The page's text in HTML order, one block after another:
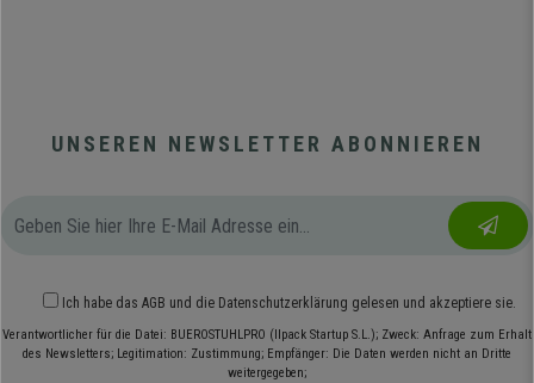
UNSEREN NEWSLETTER ABONNIEREN
Ich habe das AGB und die Datenschutzerklärung gelesen und akzeptiere sie.
Verantwortlicher für die Datei: BUEROSTUHLPRO (Ilpack Startup S.L.); Zweck: Anfrage zum Erhalt
des Newsletters; Legitimation: Zustimmung; Empfänger: Die Daten werden nicht an Dritte
weitergegeben;